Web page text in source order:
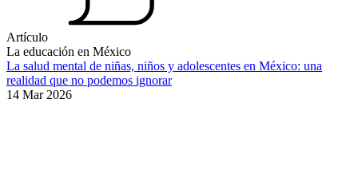
Artículo
La educación en México
La salud mental de niñas, niños y adolescentes en México: una
realidad que no podemos ignorar
14 Mar 2026